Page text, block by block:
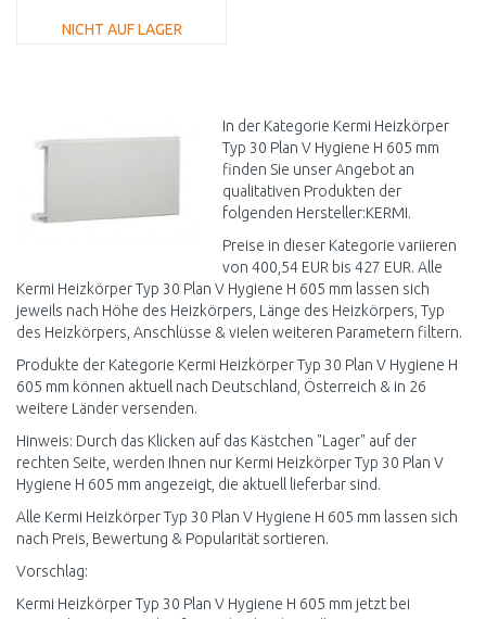
NICHT AUF LAGER
In der Kategorie Kermi Heizkörper
Typ 30 Plan V Hygiene H 605 mm
finden Sie unser Angebot an
qualitativen Produkten der
folgenden Hersteller:KERMI.
Preise in dieser Kategorie variieren
von 400,54 EUR bis 427 EUR. Alle
Kermi Heizkörper Typ 30 Plan V Hygiene H 605 mm lassen sich
jeweils nach Höhe des Heizkörpers, Länge des Heizkörpers, Typ
des Heizkörpers, Anschlüsse & vielen weiteren Parametern filtern.
Produkte der Kategorie Kermi Heizkörper Typ 30 Plan V Hygiene H
605 mm können aktuell nach Deutschland, Österreich & in 26
weitere Länder versenden.
Hinweis: Durch das Klicken auf das Kästchen "Lager" auf der
rechten Seite, werden Ihnen nur Kermi Heizkörper Typ 30 Plan V
Hygiene H 605 mm angezeigt, die aktuell lieferbar sind.
Alle Kermi Heizkörper Typ 30 Plan V Hygiene H 605 mm lassen sich
nach Preis, Bewertung & Popularität sortieren.
Vorschlag:
Kermi Heizkörper Typ 30 Plan V Hygiene H 605 mm jetzt bei